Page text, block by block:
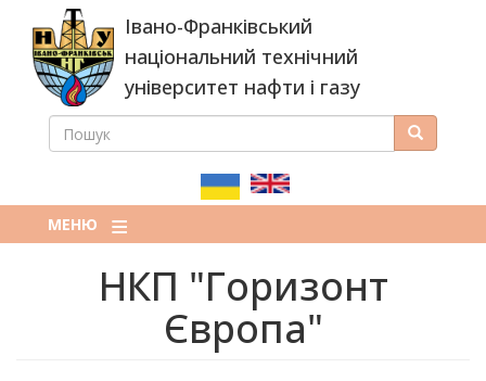
основного
вмісту
Івано-Франківський
національний технічний
університет нафти і газу
ПОШУКОВА
ПОШУК Пошук
МЕНЮ
НКП "Горизонт
Європа"